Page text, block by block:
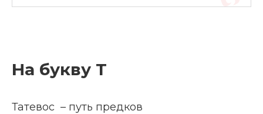
На букву Т
Татевос – путь предков